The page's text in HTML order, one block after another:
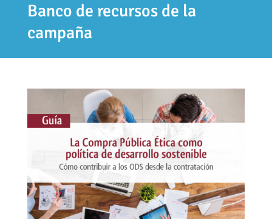
Banco de recursos de la
campaña